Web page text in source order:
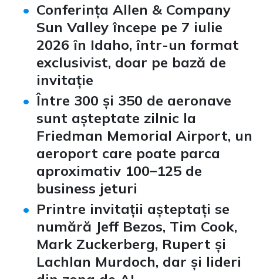
Conferința Allen & Company
Sun Valley începe pe 7 iulie
2026 în Idaho, într-un format
exclusivist, doar pe bază de
invitație
Între 300 și 350 de aeronave
sunt așteptate zilnic la
Friedman Memorial Airport, un
aeroport care poate parca
aproximativ 100–125 de
business jeturi
Printre invitații așteptați se
numără Jeff Bezos, Tim Cook,
Mark Zuckerberg, Rupert și
Lachlan Murdoch, dar și lideri